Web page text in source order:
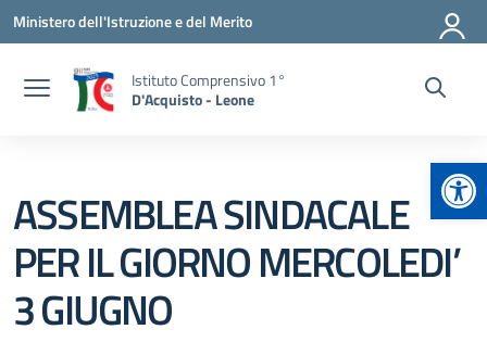
Vai ai contenuti
Vai al menu di navigazione
Vai al footer
Ministero dell'Istruzione e del Merito
Istituto Comprensivo 1°
D'Acquisto - Leone
ASSEMBLEA SINDACALE
PER IL GIORNO MERCOLEDI’
3 GIUGNO